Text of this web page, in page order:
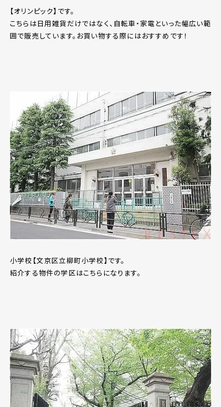
【オリンピック】です。
こちらは日用雑貨だけではなく、自転車・家電といった幅広い範
囲で販売しています。お買い物する際にはおすすめです！
小学校【文京区立柳町小学校】です。
紹介する物件の学区はこちらになります。